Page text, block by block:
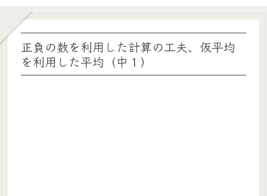
正負の数を利用した計算の工夫、仮平均
を利用した平均（中１）